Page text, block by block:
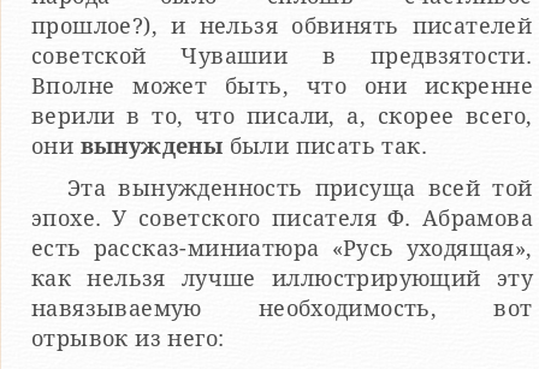
прошлое?), и нельзя обвинять писателей
советской Чувашии в предвзятости.
Вполне может быть, что они искренне
верили в то, что писали, а, скорее всего,
они вынуждены были писать так.
Эта вынужденность присуща всей той
эпохе. У советского писателя Ф. Абрамова
есть рассказ-миниатюра «Русь уходящая»,
как нельзя лучше иллюстрирующий эту
навязываемую необходимость, вот
отрывок из него: